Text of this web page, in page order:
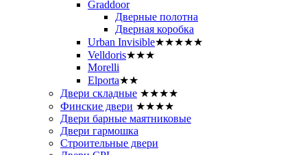
Graddoor
Дверные полотна
Дверная коробка
Urban Invisible★★★★★
Velldoris★★★
Morelli
Elporta★★
Двери складные ★★★★
Финские двери ★★★★
Двери барные маятниковые
Двери гармошка
Строительные двери